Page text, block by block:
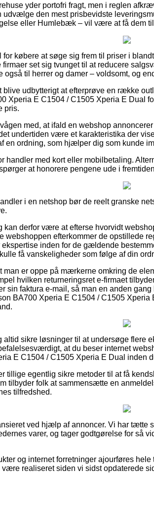
yder portofri fragt, men i reglen
udvælge den mest prisbevidste
eller Humlebæk – vil være at få dem
for købere at søge sig frem til priser i
firmaer set sig tvunget til at reducere
også til herrer og damer – voldsomt, og
blive udbytterigt at efterprøve en række
Xperia E C1504 / C1505 Xperia E Dual
pris.
med, at ifald en webshop
undertiden være et karakteristika der
en ordning, som hjælper dig som kunde
handler med kort eller mobilbetaling.
at honorere pengene ude i
i en netshop bør de reelt granske
kan derfor være at efterse hvorvidt
webshoppen efterkommer de opstillede
inden for de gældende
få vanskeligheder som følge af din
man er oppe på mærkerne omkring de
hvilken returneringsret e-firmaet
sin faktura e-mail, så man en anden
BA700 Xperia E C1504 / C1505
altid sikre løsninger til at undersøge flere
at du beser internet
E C1504 / C1505 Xperia E Dual inden
tillige egentlig sikre metoder til at få
tilbyder folk at sammensætte en
tilfredshed.
ved hjælp af annoncer. Vi har tætte
varer, og tager godtgørelse for så
og internet forretninger ajourføres
realiseret siden vi sidst opdaterede